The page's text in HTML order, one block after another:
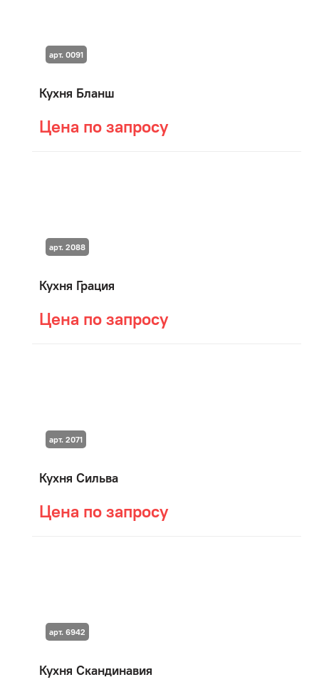
Кухня Бланш
Цена по запросу
арт. 0091
Кухня Грация
Цена по запросу
арт. 2088
Кухня Сильва
Цена по запросу
арт. 2071
Кухня Скандинавия
арт. 6942